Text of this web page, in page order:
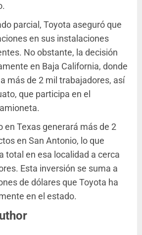
parcial, Toyota aseguró que
en sus instalaciones
No obstante, la decisión
en Baja California, donde
más de 2 mil trabajadores, así
que participa en el
en Texas generará más de 2
en San Antonio, lo que
total en esa localidad a cerca
Esta inversión se suma a
de dólares que Toyota ha
en el estado.